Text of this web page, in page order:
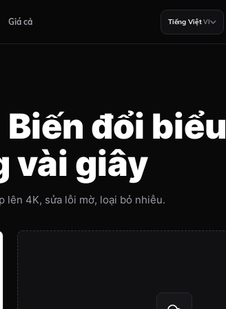
Giá cả Tiếng ViệtVI
đổi biểu
vài giây
lên 4K, sửa lỗi mờ, loại bỏ nhiễu.